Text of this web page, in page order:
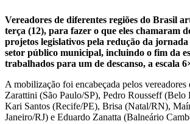
Vereadores de diferentes regiões do Brasil
terça (12), para fazer o que eles chamaram
projetos legislativos pela redução da
setor público municipal, incluindo o fim da
trabalhados para um de descanso, a escala
A mobilização foi encabeçada pelos
Zarattini (São Paulo/SP), Pedro Rousseff
Kari Santos (Recife/PE), Brisa (Natal/RN),
Janeiro/RJ) e Eduardo Zanatta (Balneário